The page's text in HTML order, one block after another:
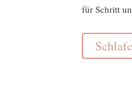
für Schritt